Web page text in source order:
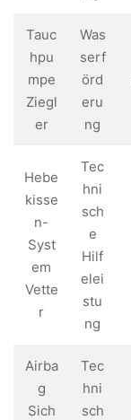
Tauc
hpu
mpe
Ziegl
er
Was
serf
örd
eru
ng
Hebe
kisse
n-
Syst
em
Vette
r
Tec
hni
sch
e
Hilf
elei
stu
ng
Airba
g
Sich
Tec
hni
sch